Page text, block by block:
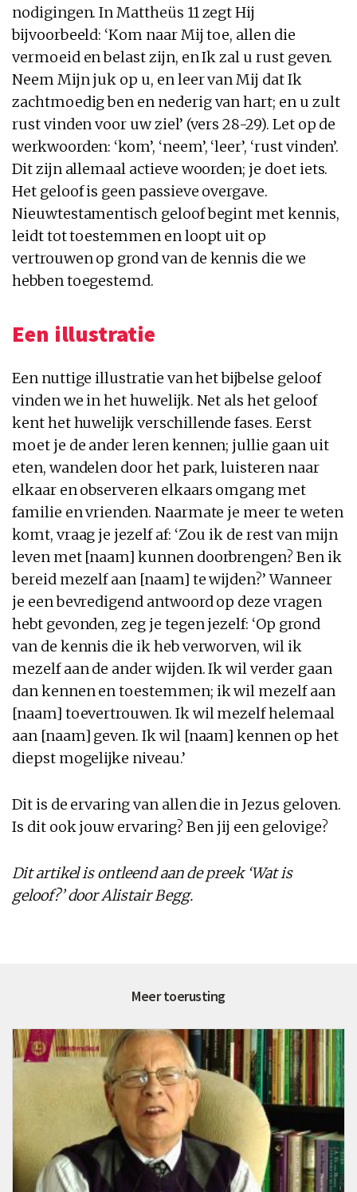
nodigingen. In Mattheüs 11 zegt Hij
bijvoorbeeld: ‘Kom naar Mij toe, allen die
vermoeid en belast zijn, en Ik zal u rust geven.
Neem Mijn juk op u, en leer van Mij dat Ik
zachtmoedig ben en nederig van hart; en u zult
rust vinden voor uw ziel’ (vers 28-29). Let op de
werkwoorden: ‘kom’, ‘neem’, ‘leer’, ‘rust vinden’.
Dit zijn allemaal actieve woorden; je doet iets.
Het geloof is geen passieve overgave.
Nieuwtestamentisch geloof begint met kennis,
leidt tot toestemmen en loopt uit op
vertrouwen op grond van de kennis die we
hebben toegestemd.
Een illustratie
Een nuttige illustratie van het bijbelse geloof
vinden we in het huwelijk. Net als het geloof
kent het huwelijk verschillende fases. Eerst
moet je de ander leren kennen; jullie gaan uit
eten, wandelen door het park, luisteren naar
elkaar en observeren elkaars omgang met
familie en vrienden. Naarmate je meer te weten
komt, vraag je jezelf af: ‘Zou ik de rest van mijn
leven met [naam] kunnen doorbrengen? Ben ik
bereid mezelf aan [naam] te wijden?’ Wanneer
je een bevredigend antwoord op deze vragen
hebt gevonden, zeg je tegen jezelf: ‘Op grond
van de kennis die ik heb verworven, wil ik
mezelf aan de ander wijden. Ik wil verder gaan
dan kennen en toestemmen; ik wil mezelf aan
[naam] toevertrouwen. Ik wil mezelf helemaal
aan [naam] geven. Ik wil [naam] kennen op het
diepst mogelijke niveau.’
Dit is de ervaring van allen die in Jezus geloven.
Is dit ook jouw ervaring? Ben jij een gelovige?
Dit artikel is ontleend aan de preek ‘Wat is
geloof?’ door Alistair Begg.
Meer toerusting